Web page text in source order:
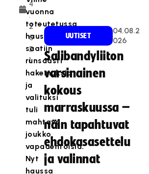
4
.
2
0
2
1
vuonna
toteutetussa
haussa
saatiin
runsaasti
hakemuksia
ja
valituksi
tuli
mahtava
joukko
vapaaehtoisia.
Nyt
haussa
UUTISET
04.08.2
026
Salibandyliiton
varsinainen
kokous
marraskuussa –
näin tapahtuvat
ehdokasasettelu
ja valinnat